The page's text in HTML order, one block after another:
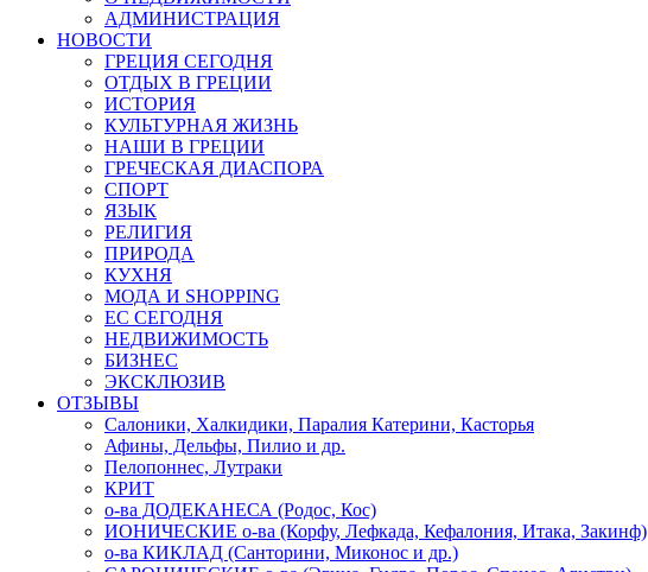
АДМИНИСТРАЦИЯ
НОВОСТИ
ГРЕЦИЯ СЕГОДНЯ
ОТДЫХ В ГРЕЦИИ
ИСТОРИЯ
КУЛЬТУРНАЯ ЖИЗНЬ
НАШИ В ГРЕЦИИ
ГРЕЧЕСКАЯ ДИАСПОРА
СПОРТ
ЯЗЫК
РЕЛИГИЯ
ПРИРОДА
КУХНЯ
МОДА И SHOPPING
ЕС СЕГОДНЯ
НЕДВИЖИМОСТЬ
БИЗНЕС
ЭКСКЛЮЗИВ
ОТЗЫВЫ
Салоники, Халкидики, Паралия Катерини, Касторья
Афины, Дельфы, Пилио и др.
Пелопоннес, Лутраки
КРИТ
о-ва ДОДЕКАНЕСА (Родос, Кос)
ИОНИЧЕСКИЕ о-ва (Корфу, Лефкада, Кефалония, Итака, Закинф)
о-ва КИКЛАД (Санторини, Миконос и др.)